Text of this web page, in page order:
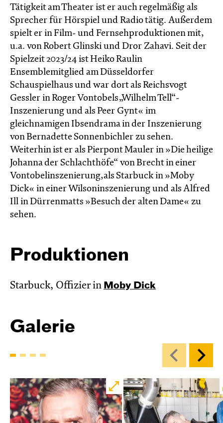
Tätigkeit am Theater ist er auch regelmäßig als
Sprecher für Hörspiel und Radio tätig. Außerdem
spielt er in Film- und Fernsehproduktionen mit,
u.a. von Robert Glinski und Dror Zahavi. Seit der
Spielzeit 2023/24 ist Heiko Raulin
Ensemblemitglied am Düsseldorfer
Schauspielhaus und war dort als Reichsvogt
Gessler in Roger Vontobels „Wilhelm Tell“-
Inszenierung und als Peer Gynt« im
gleichnamigen Ibsendrama in der Inszenierung
von Bernadette Sonnenbichler zu sehen.
Weiterhin ist er als Pierpont Mauler in »Die heilige
Johanna der Schlachthöfe“ von Brecht in einer
Vontobelinszenierung,als Starbuck in »Moby
Dick« in einer Wilsoninszenierung und als Alfred
Ill in Dürrenmatts »Besuch der alten Dame« zu
sehen.
Produktionen
Starbuck, Offizier in Moby Dick
Galerie